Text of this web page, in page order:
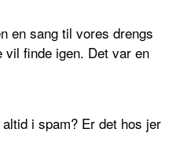
en sang til vores drengs
vil finde igen. Det var en
i spam? Er det hos jer